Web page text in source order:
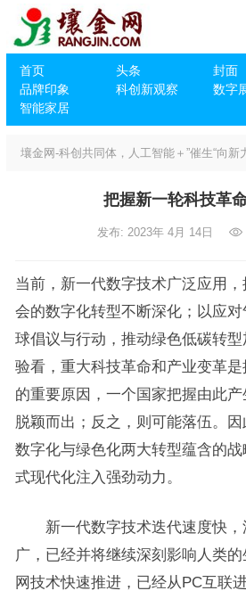
首页 头条 封面
品牌印象
科创新观察 数字
智能家居
壤金网-科创共同体，人工智能＋”催生“向新
把握新一轮科技革
发布: 2023年 4月 14日
当前，新一代数字技术广泛应用
会的数字化转型不断深化；以应
球倡议与行动，推动绿色低碳转
验看，重大科技革命和产业变革
的重要原因，一个国家把握由此
脱颖而出；反之，则可能落伍。
数字化与绿色化两大转型蕴含的
式现代化注入强劲动力。
新一代数字技术迭代速度快，
广，已经并将继续深刻影响人类
网技术快速推进，已经从PC互联